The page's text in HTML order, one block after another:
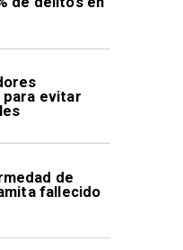
para evitar
de
fallecido